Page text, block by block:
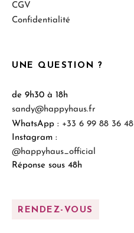
UNE QUESTION ?
de 9h30 à 18h
sandy@happyhaus.fr
WhatsApp : +33 6 99 88 36 48
Instagram :
@happyhaus_official
Réponse sous 48h
RENDEZ-VOUS
CGV
Confidentialité